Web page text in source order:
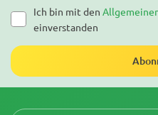
Ich bin mit den
einverstanden